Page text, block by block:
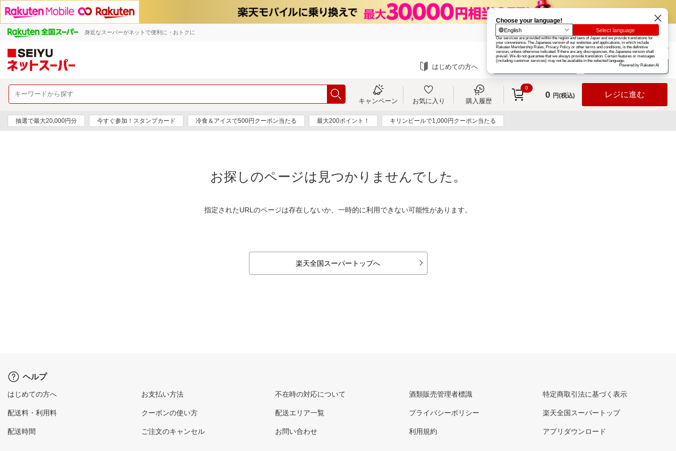
身近なスーパーがネットで便利に・おトクに 楽天グループ カード
お知らせ ヘルプ
はじめての方へ ログイン
キャンペーン お気に入り 購入履歴
0
0 円(税込) レジに進む
抽選で最大20,000円分 今すぐ参加！スタンプカード 冷食＆アイスで500円クーポン当たる 最大200ポイント！ キリンビールで1,000円クーポン当たる
お探しのページは見つかりませんでした。
指定されたURLのページは存在しないか、一時的に利用できない可能性があります。
楽天全国スーパートップへ
ヘルプ
はじめての方へ
配送料・利用料
配送時間
お支払い方法
クーポンの使い方
ご注文のキャンセル
不在時の対応について
配送エリア一覧
お問い合わせ
酒類販売管理者標識
プライバシーポリシー
利用規約
特定商取引法に基づく表示
楽天全国スーパートップ
アプリダウンロード